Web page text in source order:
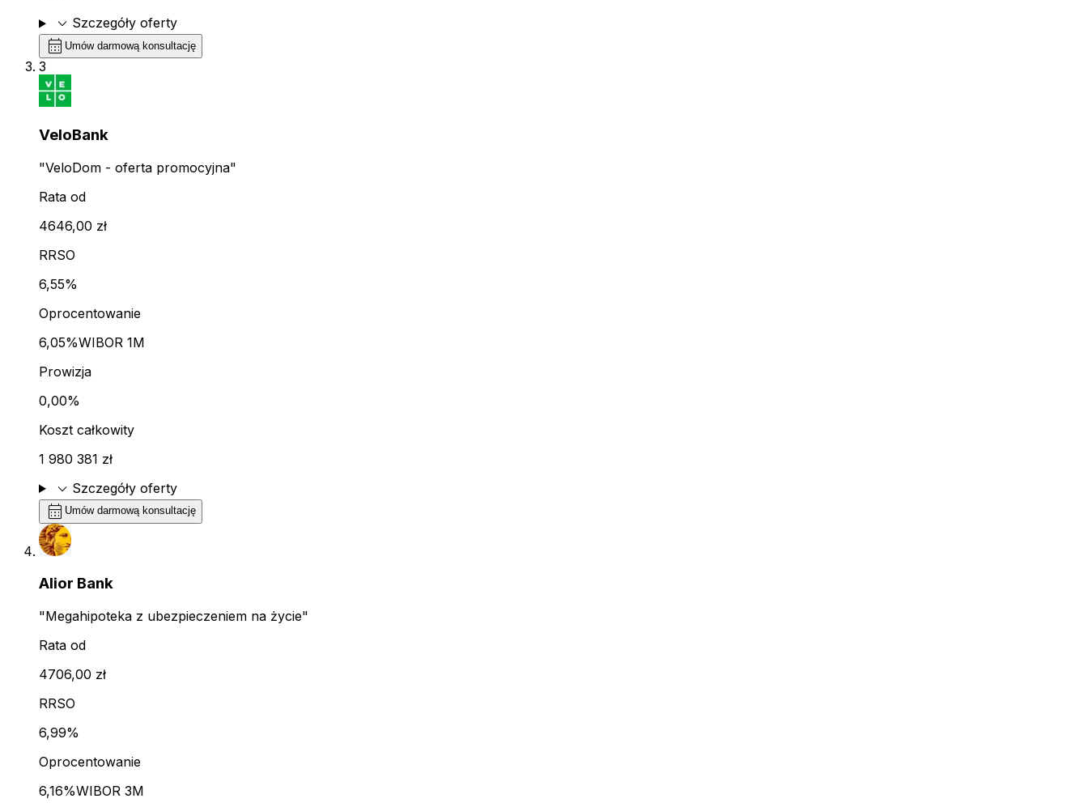
expand_more Szczegóły oferty
calendar_month Umów darmową konsultację
3
VeloBank
"VeloDom - oferta promocyjna"
Rata od
4646,00 zł
RRSO
6,55%
Oprocentowanie
6,05%WIBOR 1M
Prowizja
0,00%
Koszt całkowity
1 980 381 zł
expand_more Szczegóły oferty
calendar_month Umów darmową konsultację
Alior Bank
"Megahipoteka z ubezpieczeniem na życie"
Rata od
4706,00 zł
RRSO
6,99%
Oprocentowanie
6,16%WIBOR 3M